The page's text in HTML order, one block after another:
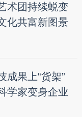
术团持续蜕变
化共富新图景
成果上“货架”
学家变身企业